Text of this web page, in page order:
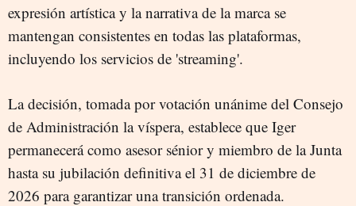
expresión artística y la narrativa de la marca se
mantengan consistentes en todas las plataformas,
incluyendo los servicios de 'streaming'.
La decisión, tomada por votación unánime del Consejo
de Administración la víspera, establece que Iger
permanecerá como asesor sénior y miembro de la Junta
hasta su jubilación definitiva el 31 de diciembre de
2026 para garantizar una transición ordenada.